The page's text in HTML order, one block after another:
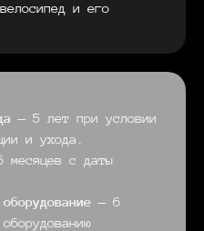
и его
— 5 лет при условии
и ухода.
месяцев с даты
— 6